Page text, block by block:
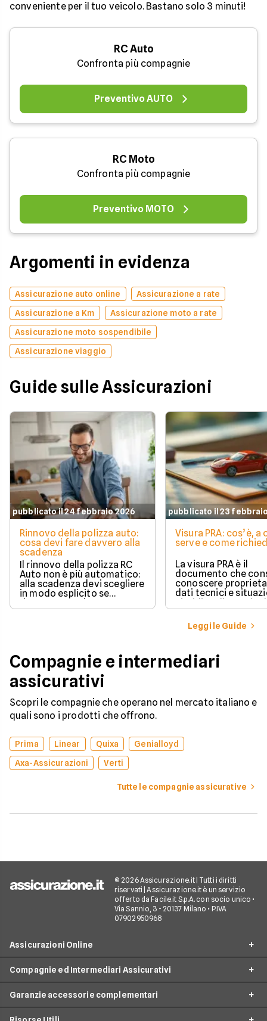
conveniente per il tuo veicolo. Bastano solo 3 minuti!
RC Auto
Confronta più compagnie
Preventivo AUTO
RC Moto
Confronta più compagnie
Preventivo MOTO
Argomenti in evidenza
Assicurazione auto online
Assicurazione a rate
Assicurazione a Km
Assicurazione moto a rate
Assicurazione moto sospendibile
Assicurazione viaggio
Guide sulle Assicurazioni
pubblicato il 24 febbraio 2026
Rinnovo della polizza auto:
cosa devi fare davvero alla
scadenza
Il rinnovo della polizza RC
Auto non è più automatico:
alla scadenza devi scegliere
in modo esplicito se
rinnovare con la stessa
compagnia o stipulare un
pubblicato il 23
Visura PRA: cos’è, a
serve e come
La visura PRA è il
documento che
conoscere
dati tecnici e
giuridica di un
iscritto al Pubblico
Automobilistico.
Leggi le Guide
Compagnie e intermediari
assicurativi
Scopri le compagnie che operano nel mercato italiano e
quali sono i prodotti che offrono.
Prima Linear Quixa
Genialloyd
Axa-Assicurazioni
Verti
Tutte le compagnie assicurative
© 2026 Assicurazione.it | Tutti i diritti
riservati | Assicurazione.it è un servizio
offerto da Facile.it S.p.A. con socio unico •
Via Sannio, 3 - 20137 Milano • P.IVA
07902950968
Assicurazioni Online
RC Auto
RC Moto
Assicurazione Ciclomotore
Compagnie ed Intermediari Assicurativi
Garanzie accessorie complementari